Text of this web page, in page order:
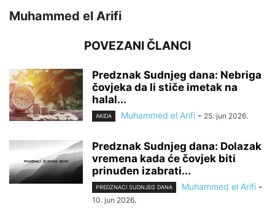
Muhammed el Arifi
POVEZANI ČLANCI
Predznak Sudnjeg dana: Nebriga
čovjeka da li stiče imetak na
halal...
AKIDA Muhammed el Arifi - 25. jun 2026.
Predznak Sudnjeg dana: Dolazak
vremena kada će čovjek biti
prinuđen izabrati...
PREDZNACI SUDNJEG DANA Muhammed el Arifi -
10. jun 2026.